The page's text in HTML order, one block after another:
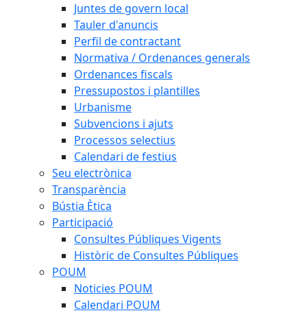
Juntes de govern local
Tauler d'anuncis
Perfil de contractant
Normativa / Ordenances generals
Ordenances fiscals
Pressupostos i plantilles
Urbanisme
Subvencions i ajuts
Processos selectius
Calendari de festius
Seu electrònica
Transparència
Bústia Ètica
Participació
Consultes Públiques Vigents
Històric de Consultes Públiques
POUM
Noticies POUM
Calendari POUM